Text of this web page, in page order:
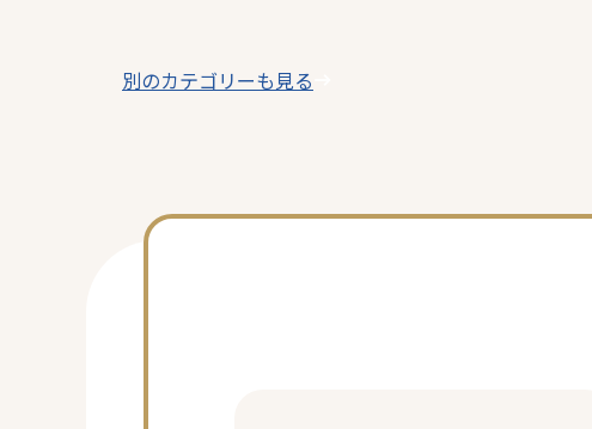
ー
別のカテゴリーも見る